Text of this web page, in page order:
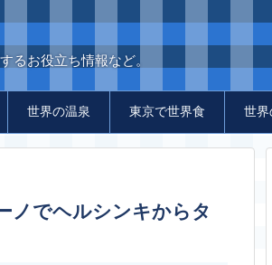
るお役立ち情報など。
世界の温泉 東京で世界食 世界